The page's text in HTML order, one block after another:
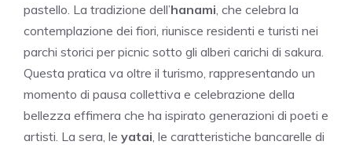
pastello. La tradizione dell’hanami , che celebra la
contemplazione dei fiori, riunisce residenti e turisti nei
parchi storici per picnic sotto gli alberi carichi di sakura.
Questa pratica va oltre il turismo, rappresentando un
momento di pausa collettiva e celebrazione della
bellezza effimera che ha ispirato generazioni di poeti e
artisti. La sera, le yatai , le caratteristiche bancarelle di